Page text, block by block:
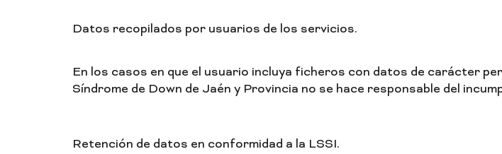
Datos recopilados por usuarios de los servicios.
En los casos en que el usuario incluya ficheros con datos de carácter
Síndrome de Down de Jaén y Provincia no se hace responsable del
Retención de datos en conformidad a la LSSI.